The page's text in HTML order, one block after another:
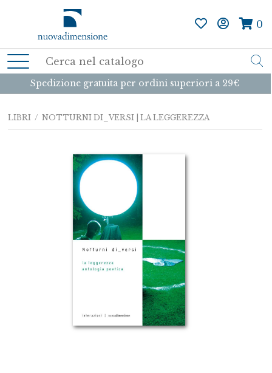
0
Spedizione gratuita per ordini superiori a 29€
LIBRI / NOTTURNI DI_VERSI | LA LEGGEREZZA